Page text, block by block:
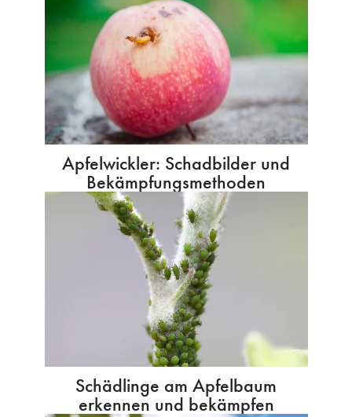
Apfelwickler: Schadbilder und
Bekämpfungsmethoden
Schädlinge am Apfelbaum
erkennen und bekämpfen